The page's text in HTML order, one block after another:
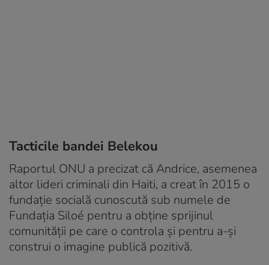
Tacticile bandei Belekou
Raportul ONU a precizat că Andrice, asemenea
altor lideri criminali din Haiti, a creat în 2015 o
fundație socială cunoscută sub numele de
Fundația Siloé pentru a obține sprijinul
comunității pe care o controla și pentru a-și
construi o imagine publică pozitivă.